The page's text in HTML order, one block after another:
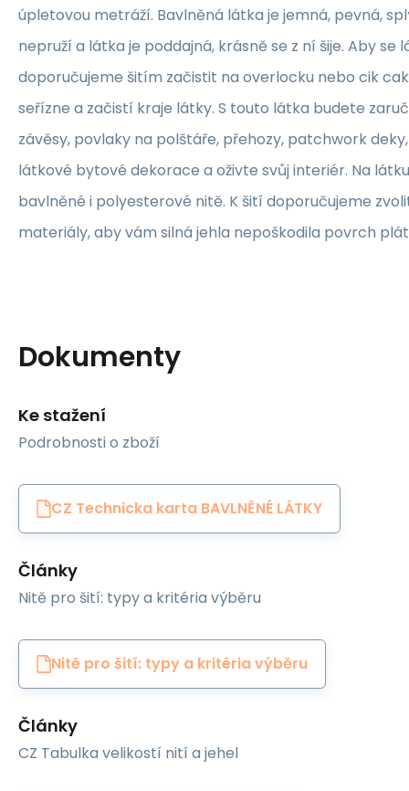
úpletovou metráží. Bavlněná látka je jemná, pevná,
nepruží a látka je poddajná, krásně se z ní šije. Aby se
doporučujeme šitím začistit na overlocku nebo cik
seřízne a začistí kraje látky. S touto látka budete
závěsy, povlaky na polštáře, přehozy, patchwork
látkové bytové dekorace a oživte svůj interiér. Na
bavlněné i polyesterové nitě. K šití doporučujeme
materiály, aby vám silná jehla nepoškodila povrch
Dokumenty
Ke stažení
Podrobnosti o zboží
CZ Technicka karta BAVLNĚNÉ LÁTKY
Články
Nitě pro šití: typy a kritéria výběru
Nitě pro šití: typy a kritéria výběru
Články
CZ Tabulka velikostí nití a jehel